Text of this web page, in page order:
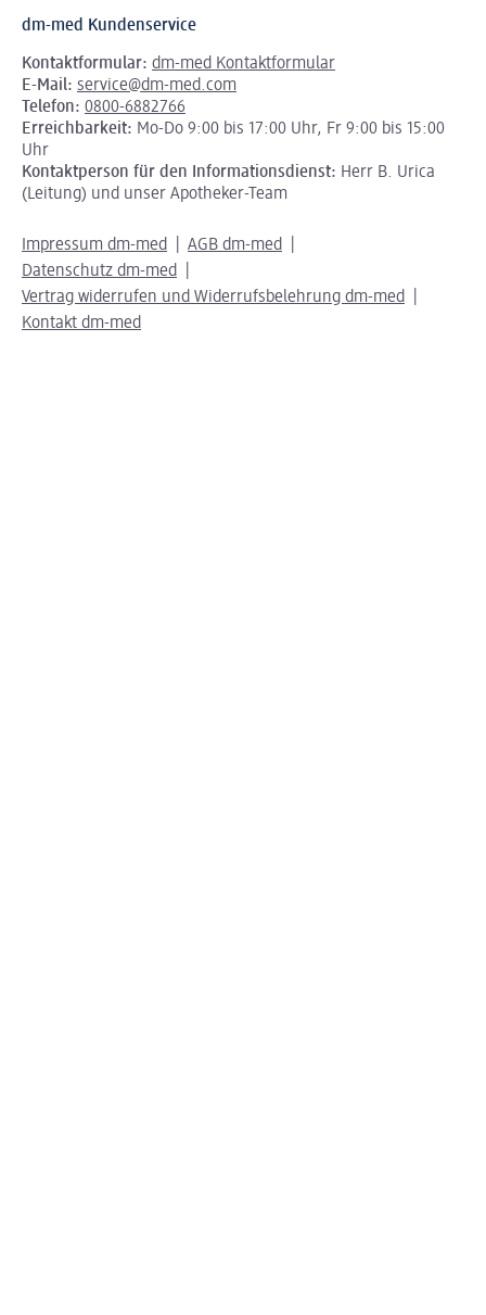
dm-med Kundenservice
Kontaktformular: dm-med Kontaktformular
E-Mail: service@dm-med.com
Telefon: 0800-6882766
Erreichbarkeit: Mo-Do 9:00 bis 17:00 Uhr, Fr 9:00 bis 15:00
Uhr
Kontaktperson für den Informationsdienst: Herr B. Urica
(Leitung) und unser Apotheker-Team
Impressum dm-med
AGB dm-med
Datenschutz dm-med
Vertrag widerrufen und Widerrufsbelehrung dm-med
Kontakt dm-med